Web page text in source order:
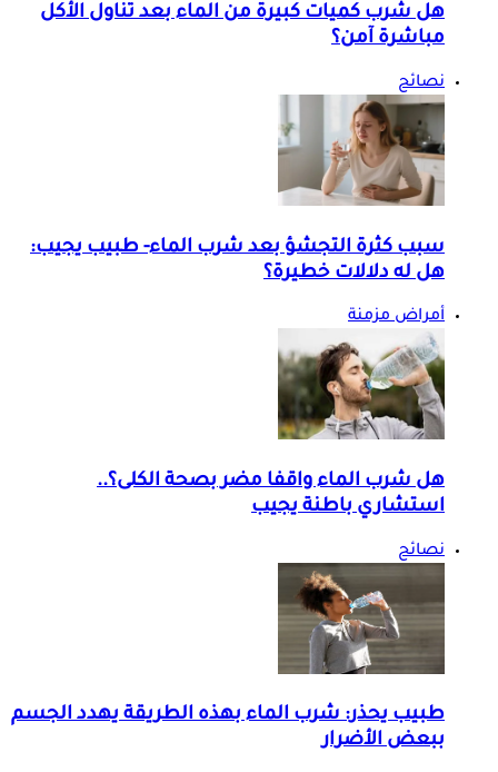
هل شرب كميات كبيرة من الماء بعد تناول الأكل
مباشرة آمن؟
نصائح
سبب كثرة التجشؤ بعد شرب الماء- طبيب يجيب:
هل له دلالات خطيرة؟
أمراض مزمنة
هل شرب الماء واقفا مضر بصحة الكلى؟..
استشاري باطنة يجيب
نصائح
طبيب يحذر: شرب الماء بهذه الطريقة يهدد الجسم
ببعض الأضرار